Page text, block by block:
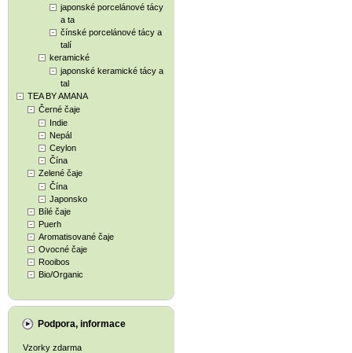
japonské porcelánové tácy
a ta
čínské porcelánové tácy a
talí
keramické
japonské keramické tácy a
tal
TEA BY AMANA
Černé čaje
Indie
Nepál
Ceylon
Čína
Zelené čaje
Čína
Japonsko
Bílé čaje
Puerh
Aromatisované čaje
Ovocné čaje
Rooibos
Bio/Organic
Podpora, informace
Vzorky zdarma